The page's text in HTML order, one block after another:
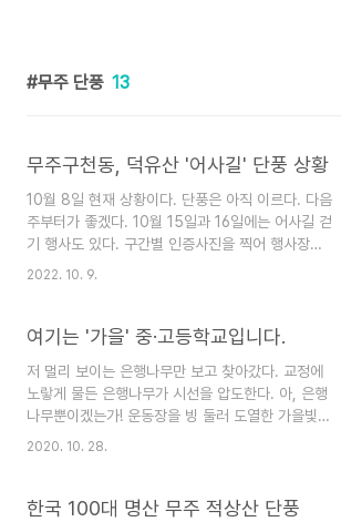
무주 단풍 13
무주구천동, 덕유산 '어사길' 단풍 상황
10월 8일 현재 상황이다. 단풍은 아직 이르다. 다음
주부터가 좋겠다. 10월 15일과 16일에는 어사길 걷
기 행사도 있다. 구간별 인증사진을 찍어 행사장에
서 보여주면 기념품도 받을 수 있다.
2022. 10. 9.
여기는 '가을' 중·고등학교입니다.
저 멀리 보이는 은행나무만 보고 찾아갔다. 교정에
노랗게 물든 은행나무가 시선을 압도한다. 아, 은행
나무뿐이겠는가! 운동장을 빙 둘러 도열한 가을빛이
물든 벚나무와 단풍나무, 전나무가 "나도 좀 봐주세
교를 만났다. 여기는 '가을' 중·고등학교입니다.
2020. 10. 28.
한국 100대 명산 무주 적상산 단풍